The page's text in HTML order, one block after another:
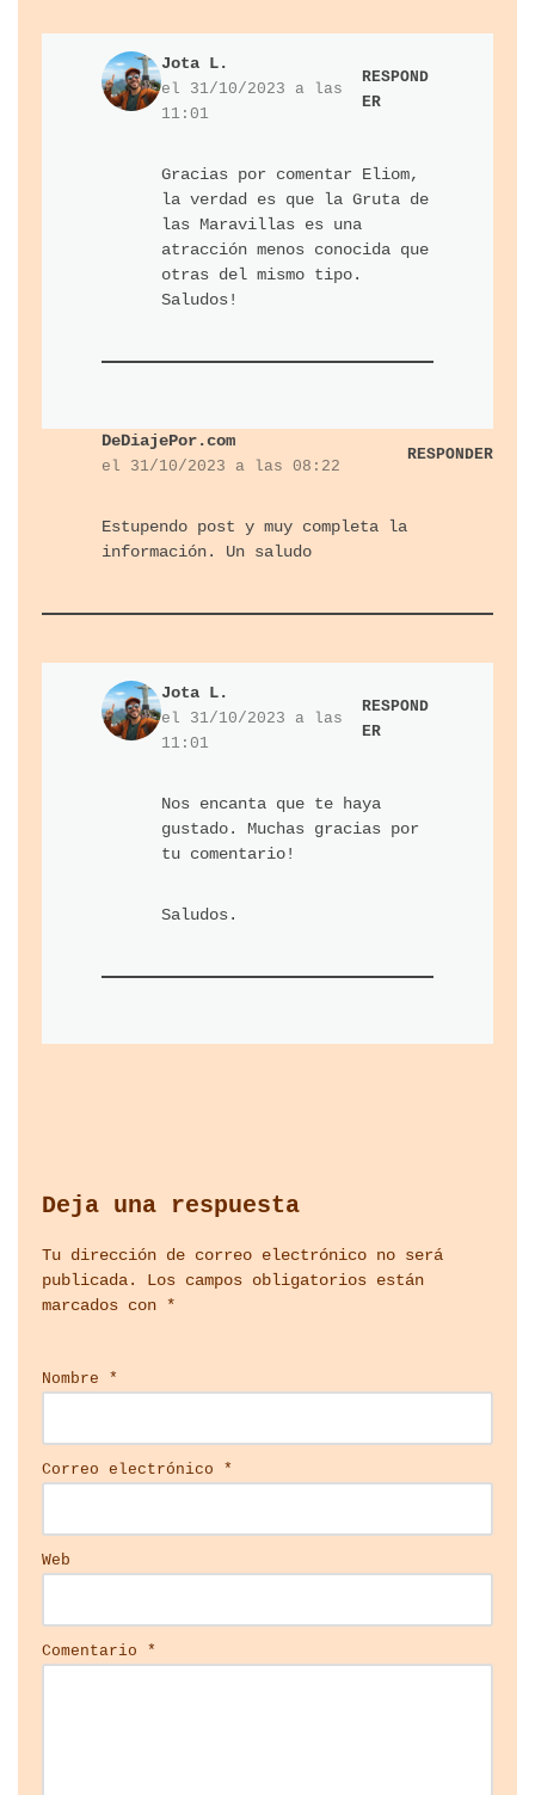
Jota L.
el 31/10/2023 a las
11:01
RESPOND
ER
Gracias por comentar Eliom,
la verdad es que la Gruta de
las Maravillas es una
atracción menos conocida que
otras del mismo tipo.
Saludos!
DeDiajePor.com
el 31/10/2023 a las 08:22
RESPONDER
Estupendo post y muy completa la
información. Un saludo
Jota L.
el 31/10/2023 a las
11:01
RESPOND
ER
Nos encanta que te haya
gustado. Muchas gracias por
tu comentario!
Saludos.
Deja una respuesta
Tu dirección de correo electrónico no será
publicada.
Los campos obligatorios están
marcados con *
Nombre *
Correo electrónico *
Web
Comentario *